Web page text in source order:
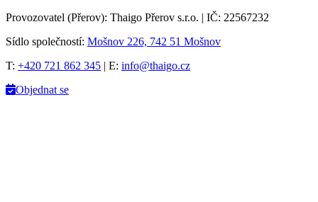
Provozovatel (Přerov): Thaigo Přerov s.r.o. | IČ: 22567232
Sídlo společností: Mošnov 226, 742 51 Mošnov
T: +420 721 862 345 | E: info@thaigo.cz
Objednat se